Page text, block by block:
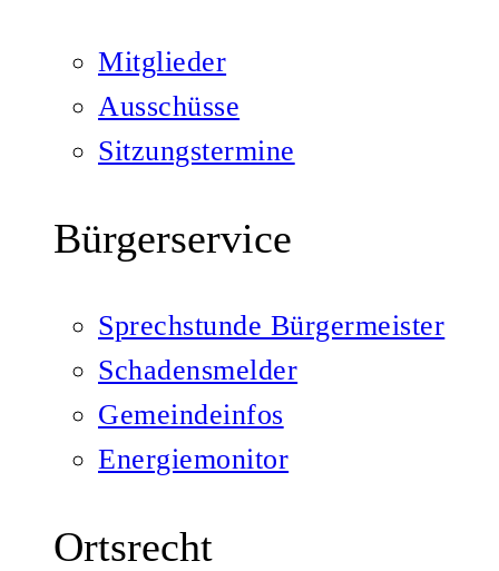
Mitglieder
Ausschüsse
Sitzungstermine
Bürgerservice
Sprechstunde Bürgermeister
Schadensmelder
Gemeindeinfos
Energiemonitor
Ortsrecht